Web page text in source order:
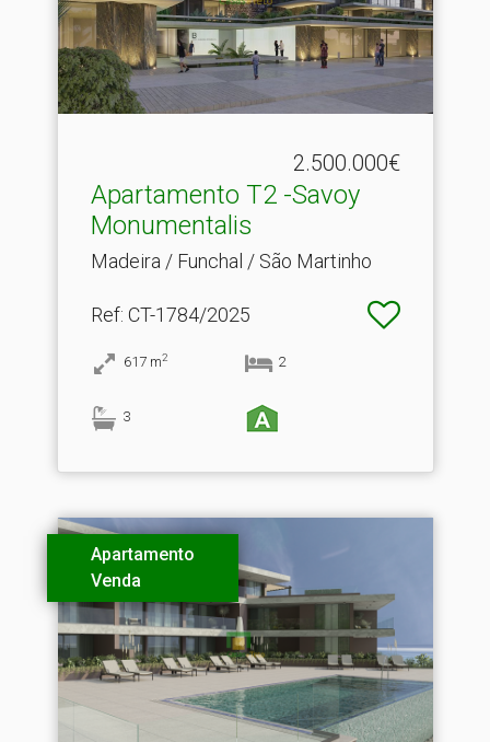
2.500.000€
Apartamento T2 -Savoy
Monumentalis
Madeira / Funchal / São Martinho
Ref: CT-1784/2025
617 m2 2
3
Apartamento
Venda